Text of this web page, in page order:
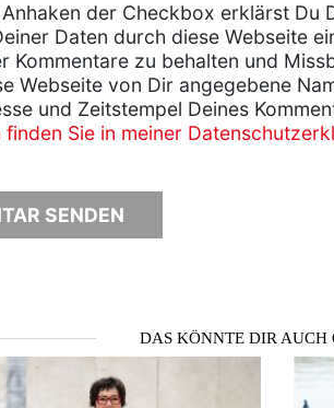
der Checkbox erklärst Du
Daten durch diese Webseite
Kommentare zu behalten und
Webseite von Dir angegebene
und Zeitstempel Deines
Sie in meiner
DAS KÖNNTE DIR AUCH